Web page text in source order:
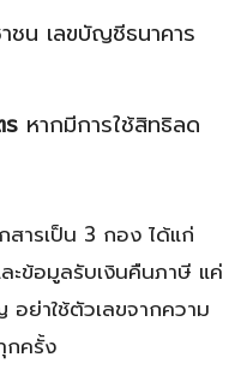
ชน เลขบัญชีธนาคาร
หากมีการใช้สิทธิลด
ารเป็น 3 กอง ได้แก่
ะข้อมูลรับเงินคืนภาษี แค่
ย่าใช้ตัวเลขจากความ
กครั้ง